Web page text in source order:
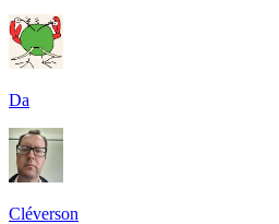
Da
Cléverson